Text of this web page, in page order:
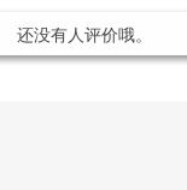
还没有人评价哦。